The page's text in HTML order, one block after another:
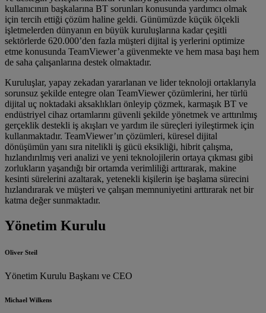
kullanıcının başkalarına BT sorunları konusunda yardımcı olmak
için tercih ettiği çözüm haline geldi. Günümüzde küçük ölçekli
işletmelerden dünyanın en büyük kuruluşlarına kadar çeşitli
sektörlerde 620.000’den fazla müşteri dijital iş yerlerini optimize
etme konusunda TeamViewer’a güvenmekte ve hem masa başı hem
de saha çalışanlarına destek olmaktadır.
Kuruluşlar, yapay zekadan yararlanan ve lider teknoloji ortaklarıyla
sorunsuz şekilde entegre olan TeamViewer çözümlerini, her türlü
dijital uç noktadaki aksaklıkları önleyip çözmek, karmaşık BT ve
endüstriyel cihaz ortamlarını güvenli şekilde yönetmek ve arttırılmış
gerçeklik destekli iş akışları ve yardım ile süreçleri iyileştirmek için
kullanmaktadır. TeamViewer’ın çözümleri, küresel dijital
dönüşümün yanı sıra nitelikli iş gücü eksikliği, hibrit çalışma,
hızlandırılmış veri analizi ve yeni teknolojilerin ortaya çıkması gibi
zorlukların yaşandığı bir ortamda verimliliği arttırarak, makine
kesinti sürelerini azaltarak, yetenekli kişilerin işe başlama sürecini
hızlandırarak ve müşteri ve çalışan memnuniyetini arttırarak net bir
katma değer sunmaktadır.
Yönetim Kurulu
Oliver Steil
Yönetim Kurulu Başkanı ve CEO
Michael Wilkens